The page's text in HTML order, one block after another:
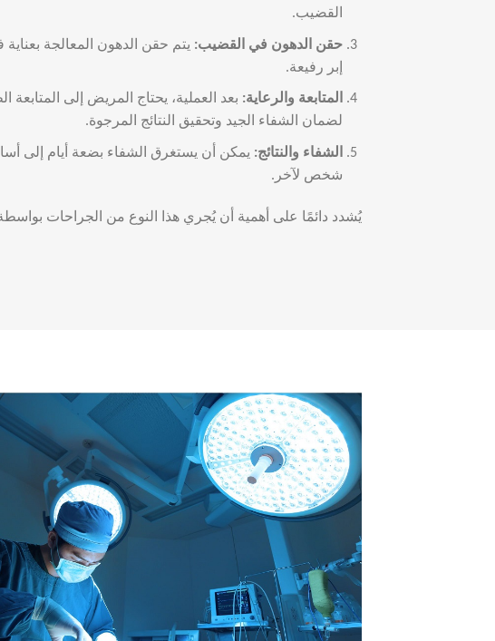
القضيب.
حقن الدهون في القضيب: يتم حقن الدهون المعالجة
إبر رفيعة.
المتابعة والرعاية: بعد العملية، يحتاج المريض إلى المتابعة
لضمان الشفاء الجيد وتحقيق النتائج المرجوة.
الشفاء والنتائج: يمكن أن يستغرق الشفاء بضعة أيام إلى
شخص لآخر.
يُشدد دائمًا على أهمية أن يُجري هذا النوع من الجراحات